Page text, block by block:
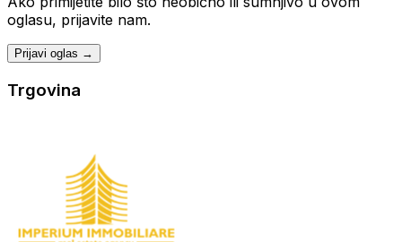
oglasu, prijavite nam.
Prijavi oglas →
Trgovina